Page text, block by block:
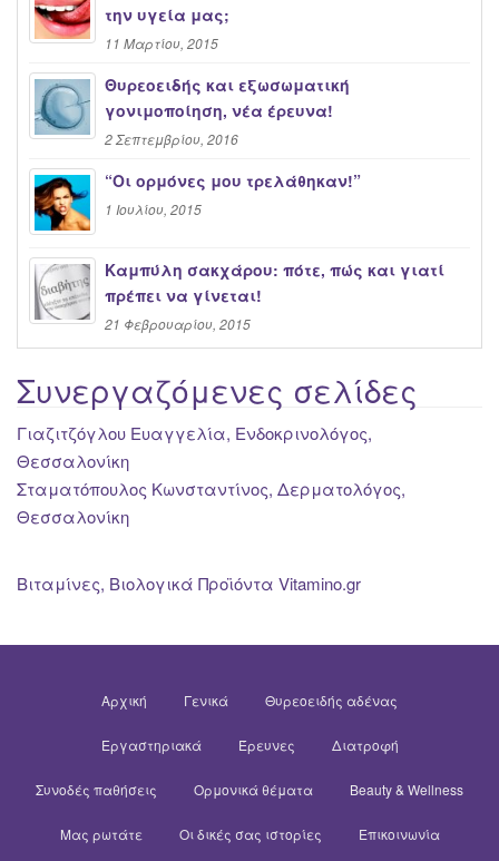
την υγεία μας;
11 Μαρτίου, 2015
Θυρεοειδής και εξωσωματική
γονιμοποίηση, νέα έρευνα!
2 Σεπτεμβρίου, 2016
“Oι ορμόνες μου τρελάθηκαν!”
1 Ιουλίου, 2015
Καμπύλη σακχάρου: πότε, πώς και γιατί
πρέπει να γίνεται!
21 Φεβρουαρίου, 2015
Συνεργαζόμενες σελίδες
Γιαζιτζόγλου Ευαγγελία, Ενδοκρινολόγος,
Θεσσαλονίκη
Σταματόπουλος Κωνσταντίνος, Δερματολόγος,
Θεσσαλονίκη
Βιταμίνες, Βιολογικά Προϊόντα Vitamino.gr
Αρχική Γενικά Θυρεοειδής αδένας
Εργαστηριακά Έρευνες Διατροφή
Συνοδές παθήσεις Ορμονικά θέματα Beauty & Wellness
Μας ρωτάτε Οι δικές σας ιστορίες Επικοινωνία